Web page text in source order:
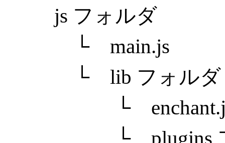
js フォルダ
└ main.js
└ lib フォルダ
└
└ plugins